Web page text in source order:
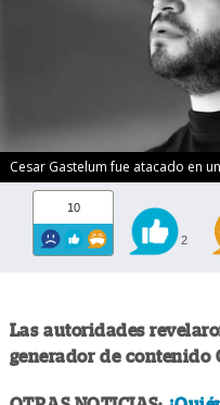
Cesar Gastelum fue atacado en
10
2
Las autoridades
generador de contenido